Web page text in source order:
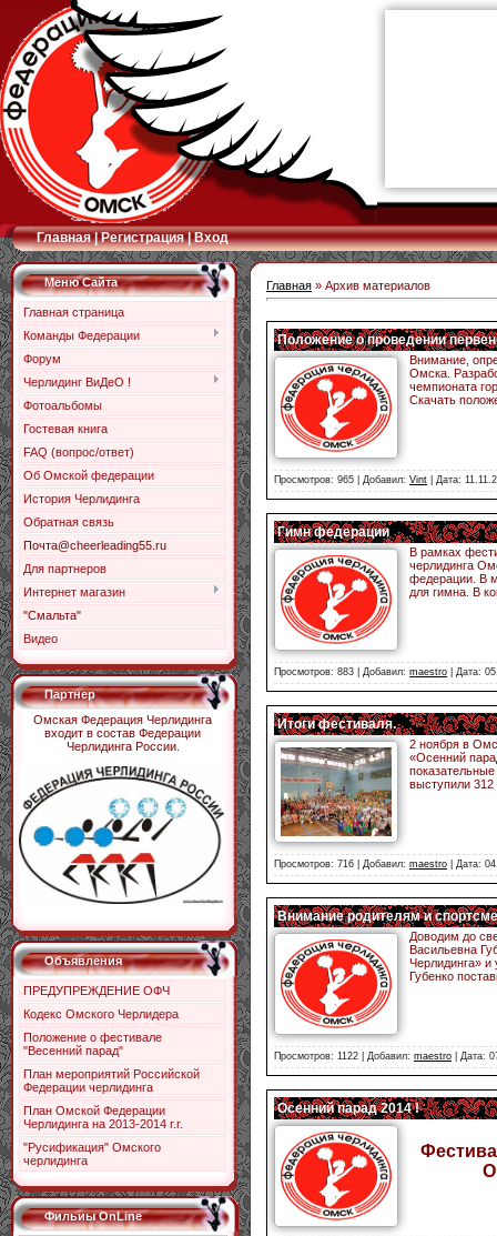
Главная|Регистрация|Вход
Меню Сайта
Главная страница
Команды Федерации
Форум
Черлидинг ВиДеО !
Фотоальбомы
Гостевая книга
FAQ (вопрос/ответ)
Об Омской федерации
История Черлидинга
Обратная связь
Почта@cheerleading55.ru
Для партнеров
Интернет магазин
"Смальта"
Видео
Партнер
Омская Федерация Черлидинга
входит в состав Федерации
Черлидинга России.
Объявления
ПРЕДУПРЕЖДЕНИЕ ОФЧ
Кодекс Омского Черлидера
Положение о фестивале
"Весенний парад"
План мероприятий Российской
Федерации черлидинга
План Омской Федерации
Черлидинга на 2013-2014 г.г.
"Русификация" Омского
черлидинга
Фильиы OnLine
Главная » Архив материалов
Положение о проведении
Внимание,
Омска.
чемпионата
Скачать
Просмотров: 965 | Добавил: Vint | Дата:
Гимн федерации
В рамках
черлидинга
федерации. В
для гимна. В
Просмотров: 883 | Добавил: maestro | Дата:
Итоги фестиваля.
2 ноября в
«Осенний
выступили 312
Просмотров: 716 | Добавил: maestro | Дата:
Внимание родителям и
Доводим до
Васильевна
Черлидинга»
Губенко
Просмотров: 1122 | Добавил: maestro | Дата:
Осенний парад 2014 !